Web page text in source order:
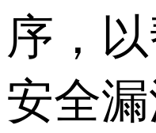
序，
安全漏